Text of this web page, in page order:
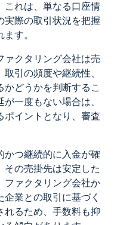
これは、単なる口座情
実際の取引状況を把握
す。
ァクタリング会社は売
引の頻度や継続性、
どうかを判断するこ
一度もない場合は、
ポイントとなり、審査
かつ継続的に入金が確
その売掛先は安定した
ファクタリング会社か
業との取引に基づく
れるため、手数料も抑